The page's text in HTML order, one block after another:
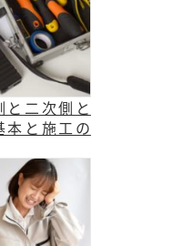
と二次側と
本と施工の